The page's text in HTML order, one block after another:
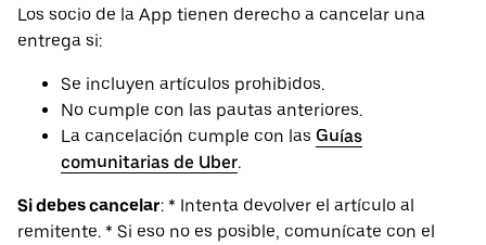
Los socio de la App tienen derecho a cancelar una
entrega si:
Se incluyen artículos prohibidos.
No cumple con las pautas anteriores.
La cancelación cumple con las Guías
comunitarias de Uber.
Si debes cancelar: * Intenta devolver el artículo al
remitente. * Si eso no es posible, comunícate con el